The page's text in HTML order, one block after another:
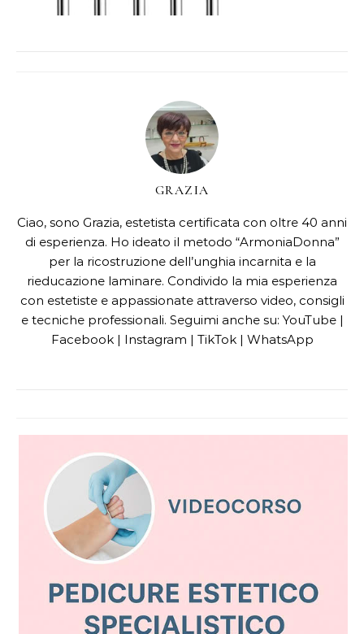
GRAZIA
Ciao, sono Grazia, estetista certificata con oltre 40 anni
di esperienza. Ho ideato il metodo “ArmoniaDonna”
per la ricostruzione dell’unghia incarnita e la
rieducazione laminare. Condivido la mia esperienza
con estetiste e appassionate attraverso video, consigli
e tecniche professionali. Seguimi anche su: YouTube |
Facebook | Instagram | TikTok | WhatsApp